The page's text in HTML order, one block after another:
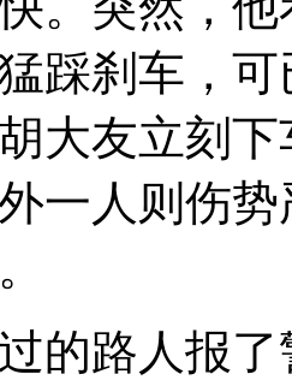
踩刹车，
大友立刻
一人则伤
的路人报